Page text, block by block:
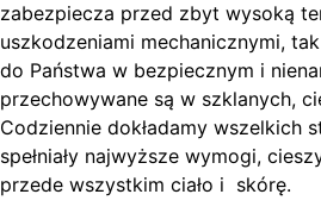
zabezpiecza przed zbyt wysoką
uszkodzeniami mechanicznymi,
do Państwa w bezpiecznym i
przechowywane są w szklanych,
Codziennie dokładamy wszelkich
spełniały najwyższe wymogi,
przede wszystkim ciało i skórę.